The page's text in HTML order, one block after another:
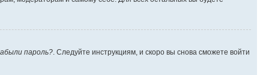
пароль? . Следуйте инструкциям, и скоро вы снова сможете войти